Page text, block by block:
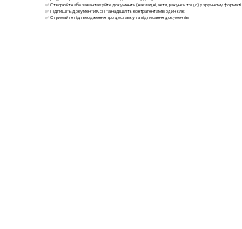
✅ Створюйте або завантажуйте документи (накладні, акти, рахунки тощо) у зручному форматі
✅ Підпишіть документи КЕП та надішліть контрагентам в один клік
✅ Отримайте підтвердження про доставку та підписання документів